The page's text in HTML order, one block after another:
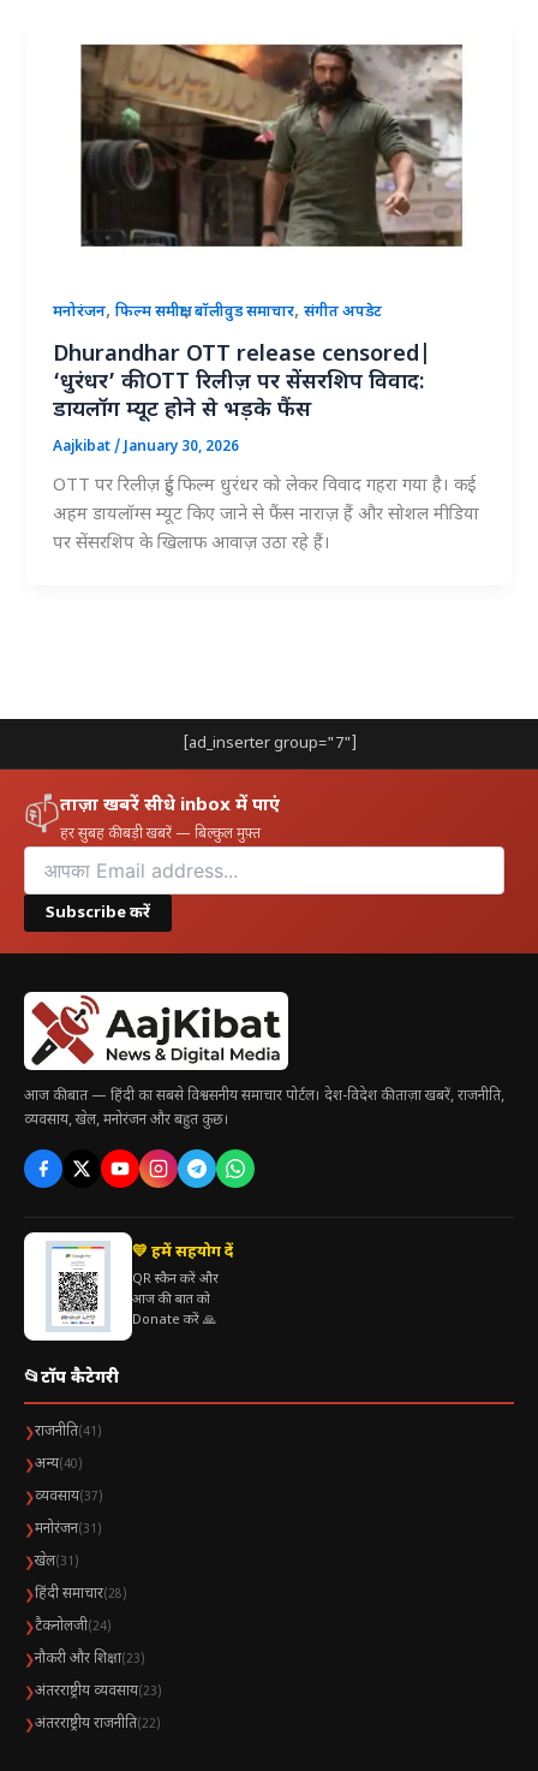
मनोरंजन,फिल्म समीक्षा,बॉलीवुड समाचार,संगीत अपडेट
Dhurandhar OTT release censored|
‘धुरंधर’ की OTT रिलीज़ पर सेंसरशिप विवाद:
डायलॉग म्यूट होने से भड़के फैंस
Aajkibat/January 30, 2026
OTT पर रिलीज़ हुई फिल्म धुरंधर को लेकर विवाद गहरा गया है। कई
अहम डायलॉग्स म्यूट किए जाने से फैंस नाराज़ हैं और सोशल मीडिया
पर सेंसरशिप के खिलाफ आवाज़ उठा रहे हैं।
[ad_inserter group="7"]
📫ताज़ा खबरें सीधे inbox में पाएं
हर सुबह की बड़ी खबरें — बिल्कुल मुफ़्त
Subscribe करें
आज की बात — हिंदी का सबसे विश्वसनीय समाचार पोर्टल। देश-विदेश की ताज़ा खबरें, राजनीति,
व्यवसाय, खेल, मनोरंजन और बहुत कुछ।
💛 हमें सहयोग दें
QR स्कैन करें और
आज की बात को
Donate करें 🙏
📂टॉप कैटेगरी
❯राजनीति(41)
❯अन्य(40)
❯व्यवसाय(37)
❯मनोरंजन(31)
❯खेल(31)
❯हिंदी समाचार(28)
❯टैकनोलजी(24)
❯नौकरी और शिक्षा(23)
❯अंतरराष्ट्रीय व्यवसाय(23)
❯अंतरराष्ट्रीय राजनीति(22)